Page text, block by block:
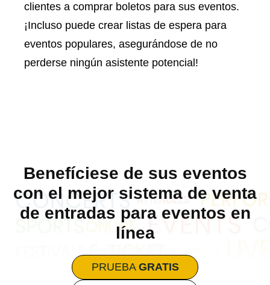
clientes a comprar boletos para sus eventos.
¡Incluso puede crear listas de espera para
eventos populares, asegurándose de no
perderse ningún asistente potencial!
Benefíciese de sus eventos
con el mejor sistema de venta
de entradas para eventos en
línea
PRUEBA GRATIS